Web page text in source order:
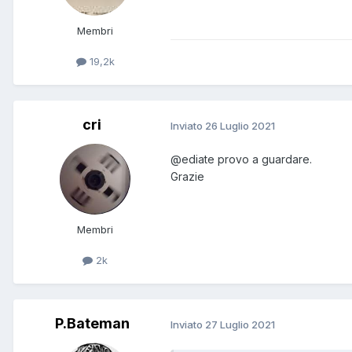
Membri
19,2k
cri
Membri
2k
Inviato 26 Luglio 2021
@ediate provo a guardare.
Grazie
P.Bateman Inviato 27 Luglio 2021